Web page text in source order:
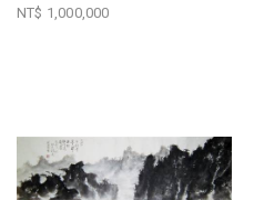
NT$ 1,000,000